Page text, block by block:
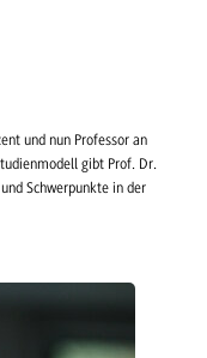
und nun Professor an
gibt Prof. Dr.
Schwerpunkte in der